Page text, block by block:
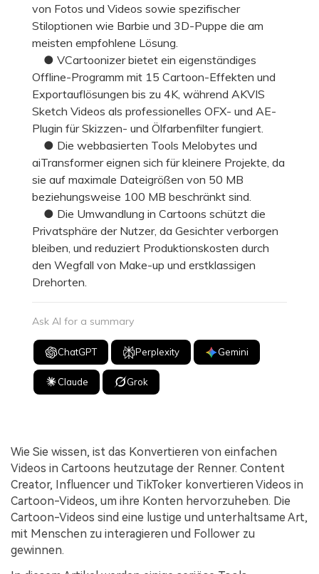
von Fotos und Videos sowie spezifischer
Stiloptionen wie Barbie und 3D-Puppe die am
meisten empfohlene Lösung.
● VCartoonizer bietet ein eigenständiges
Offline-Programm mit 15 Cartoon-Effekten und
Exportauflösungen bis zu 4K, während AKVIS
Sketch Videos als professionelles OFX- und AE-
Plugin für Skizzen- und Ölfarbenfilter fungiert.
● Die webbasierten Tools Melobytes und
aiTransformer eignen sich für kleinere Projekte, da
sie auf maximale Dateigrößen von 50 MB
beziehungsweise 100 MB beschränkt sind.
● Die Umwandlung in Cartoons schützt die
Privatsphäre der Nutzer, da Gesichter verborgen
bleiben, und reduziert Produktionskosten durch
den Wegfall von Make-up und erstklassigen
Drehorten.
Ask AI for a summary
ChatGPT Perplexity Gemini
Claude Grok
Wie Sie wissen, ist das Konvertieren von einfachen
Videos in Cartoons heutzutage der Renner. Content
Creator, Influencer und TikToker konvertieren Videos in
Cartoon-Videos, um ihre Konten hervorzuheben. Die
Cartoon-Videos sind eine lustige und unterhaltsame Art,
mit Menschen zu interagieren und Follower zu
gewinnen.